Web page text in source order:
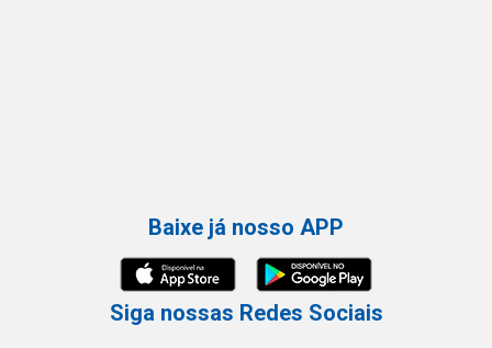
Baixe já nosso APP
Siga nossas Redes Sociais